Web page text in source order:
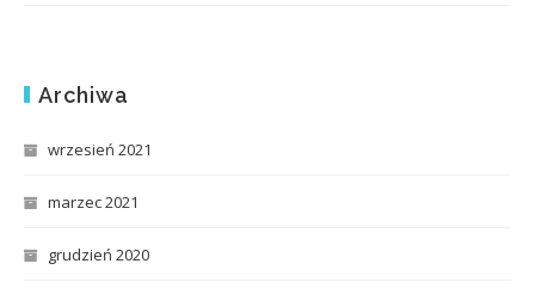
Archiwa
wrzesień 2021
marzec 2021
grudzień 2020